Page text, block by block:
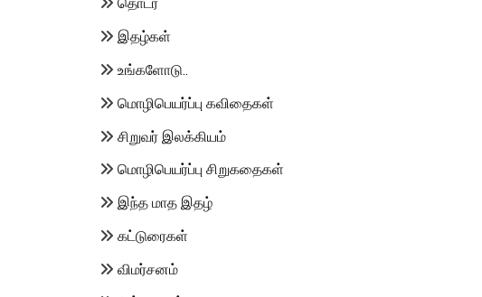
இதழ்கள்
உங்களோடு..
மொழிபெயர்ப்பு கவிதைகள்
சிறுவர் இலக்கியம்
மொழிபெயர்ப்பு சிறுகதைகள்
இந்த மாத இதழ்
கட்டுரைகள்
விமர்சனம்